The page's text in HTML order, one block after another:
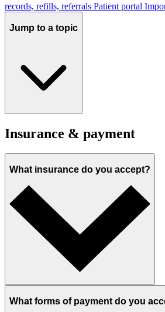
records, refills, referrals Patient portal
Jump to a topic
Insurance & payment
What insurance do you accept?
What forms of payment do you